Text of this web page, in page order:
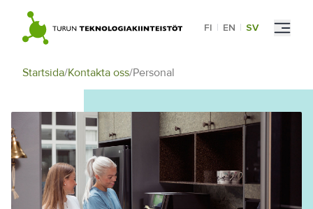
content
FI | EN | SV
Startsida/Kontakta oss/Personal